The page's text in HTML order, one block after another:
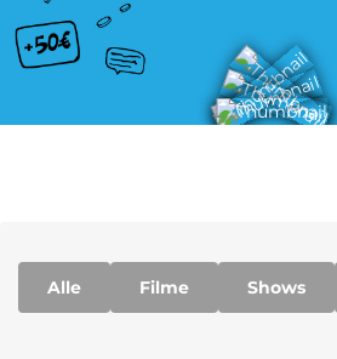
Alle Filme Shows